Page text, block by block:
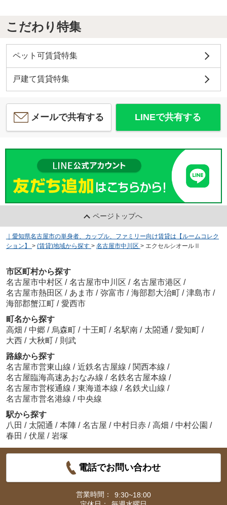
こだわり特集
ペット可賃貸特集
戸建て賃貸特集
メールで共有する LINEで共有する
ページトップへ
｜愛知県名古屋市の単身者、カップル、ファミリー向け賃貸は【ルームコレク
ション】
> (賃貸)地域から探す > 名古屋市中川区 > エクセルシオールⅡ
市区町村から探す
名古屋市中村区 / 名古屋市中川区 / 名古屋市港区 /
名古屋市熱田区 / あま市 / 弥富市 / 海部郡大治町 / 津島市 /
海部郡蟹江町 / 愛西市
町名から探す
高畑 / 中郷 / 烏森町 / 十王町 / 名駅南 / 太閤通 / 愛知町 /
大西 / 大秋町 / 則武
路線から探す
名古屋市営東山線 / 近鉄名古屋線 / 関西本線 /
名古屋臨海高速あおなみ線 / 名鉄名古屋本線 /
名古屋市営桜通線 / 東海道本線 / 名鉄犬山線 /
名古屋市営名港線 / 中央線
駅から探す
八田 / 太閤通 / 本陣 / 名古屋 / 中村日赤 / 高畑 / 中村公園 /
春田 / 伏屋 / 岩塚
電話でお問い合わせ
営業時間：
9:30~18:00